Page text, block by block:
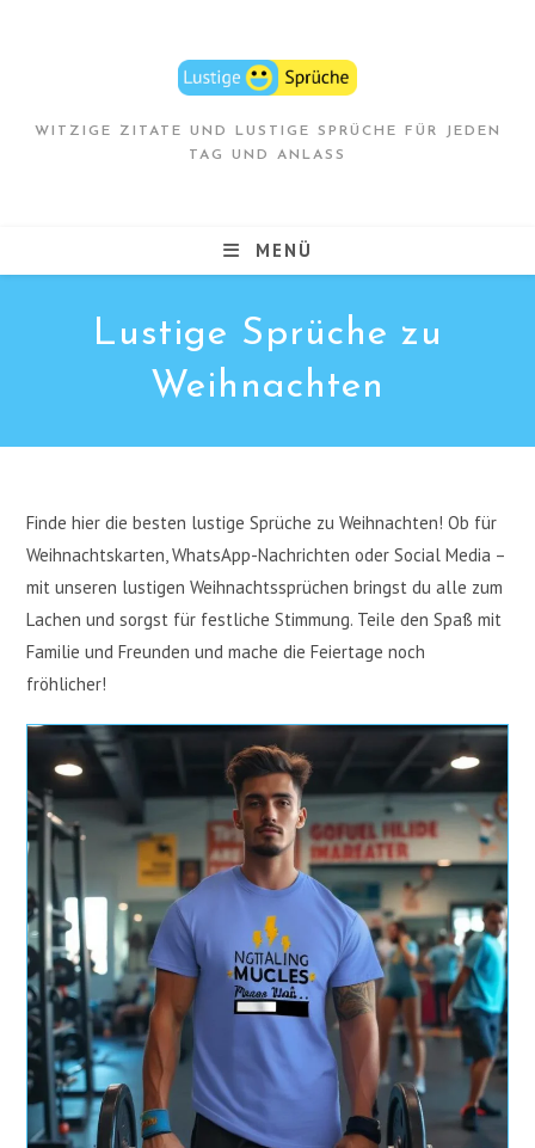
WITZIGE ZITATE UND LUSTIGE SPRÜCHE FÜR JEDEN
TAG UND ANLASS
MENÜ
Lustige Sprüche zu
Weihnachten
Finde hier die besten lustige Sprüche zu Weihnachten! Ob für
Weihnachtskarten, WhatsApp-Nachrichten oder Social Media –
mit unseren lustigen Weihnachtssprüchen bringst du alle zum
Lachen und sorgst für festliche Stimmung. Teile den Spaß mit
Familie und Freunden und mache die Feiertage noch
fröhlicher!